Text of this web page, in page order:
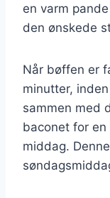
en varm
den ønskede
Når bøffen er
minutter,
sammen med
baconet for
middag.